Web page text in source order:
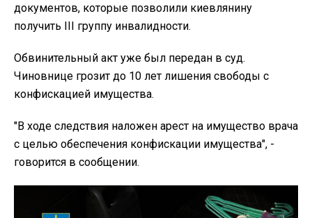
документов, которые позволили киевлянину
получить III группу инвалидности.
Обвинительный акт уже был передан в суд.
Чиновнице грозит до 10 лет лишения свободы с
конфискацией имущества.
"В ходе следствия наложен арест на имущество врача
с целью обеспечения конфискации имущества", -
говорится в сообщении.